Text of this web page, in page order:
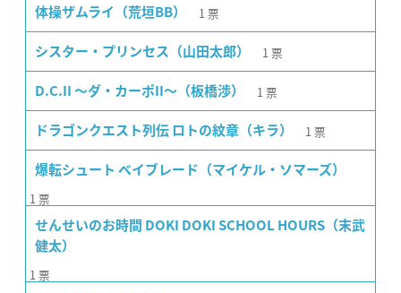
体操ザムライ（荒垣BB） 1 票
シスター・プリンセス（山田太郎） 1 票
D.C.II 〜ダ・カーポII〜（板橋渉） 1 票
ドラゴンクエスト列伝 ロトの紋章（キラ） 1 票
爆転シュート ベイブレード（マイケル・ソマーズ）
1 票
せんせいのお時間 DOKI DOKI SCHOOL HOURS（末武
健太）
1 票